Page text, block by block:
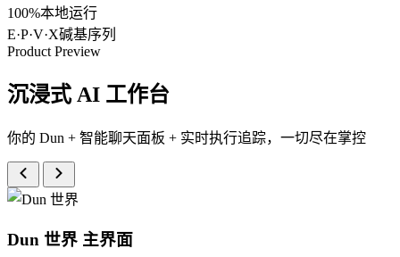
100%本地运行
E·P·V·X碱基序列
Product Preview
沉浸式 AI 工作台
你的 Dun + 智能聊天面板 + 实时执行追踪，一切尽在掌控
Dun 世界 主界面